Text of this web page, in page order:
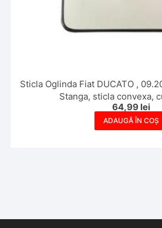
Sticla Oglinda Fiat DUCATO ,
Stanga, sticla convexa,
64,99 lei
ADAUGĂ ÎN COȘ